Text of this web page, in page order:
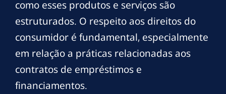
como esses produtos e serviços são
estruturados. O respeito aos direitos do
consumidor é fundamental, especialmente
em relação a práticas relacionadas aos
contratos de empréstimos e
financiamentos.